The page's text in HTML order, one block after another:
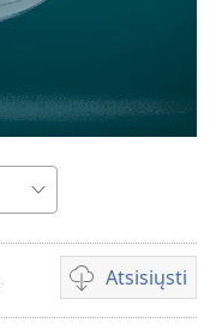
Atsisiųsti
Vaizdo
failų